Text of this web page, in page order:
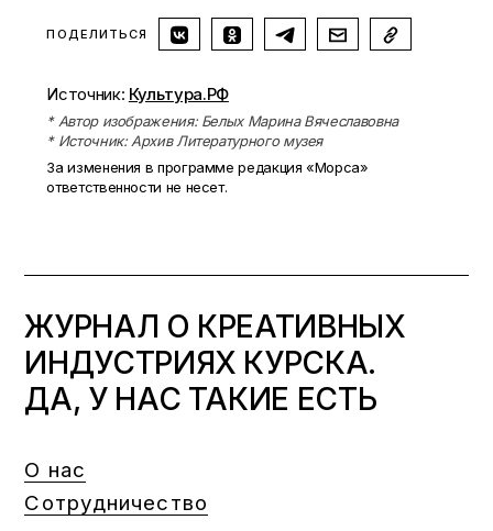
ПОДЕЛИТЬСЯ
Источник: Культура.РФ
* Автор изображения: Белых Марина Вячеславовна
* Источник: Архив Литературного музея
За изменения в программе редакция «Морса»
ответственности не несет.
ЖУРНАЛ О КРЕАТИВНЫХ
ИНДУСТРИЯХ КУРСКА.
ДА, У НАС ТАКИЕ ЕСТЬ
О нас
Сотрудничество